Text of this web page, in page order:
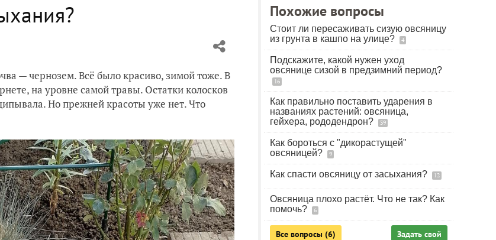
— чернозем. Всё было красиво, зимой тоже. В
на уровне самой травы. Остатки колосков
Но прежней красоты уже нет. Что
Похожие вопросы
Стоит ли пересаживать сизую овсяницу
из грунта в кашпо на улице?
4
Подскажите, какой нужен уход
овсянице сизой в предзимний период?
16
Как правильно поставить ударения в
названиях растений: овсяница,
гейхера, рододендрон?
39
Как бороться с "дикорастущей"
овсяницей?
9
Как спасти овсяницу от засыхания? 12
Овсяница плохо растёт. Что не так? Как
помочь?
6
Все вопросы (6) Задать свой